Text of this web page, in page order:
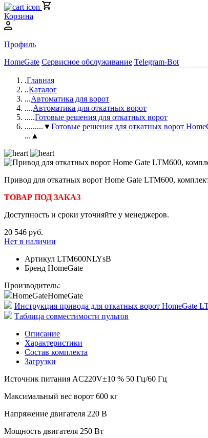
Корзина
Профиль
HomeGate Сервисное обслуживание Telegram-Bot
.Главная
..Каталог
...Автоматика для ворот
....Автоматика для откатных ворот
.....Готовые решения для откатных ворот
.........▼Готовые решения для откатных ворот
...▲
Привод для откатных ворот Home Gate LTM600,
ТОВАР ПОД ЗАКАЗ
Доступность и сроки уточняйте у менеджеров.
20 546 руб.
Нет в наличии
Артикул LTM600NLYsB
Бренд HomeGate
Производитель:
HomeGateHomeGate
Инструкция привода для откатных ворот HomeGate
Таблица совместимости пультов
Описание
Характеристики
Состав комплекта
Загрузки
Источник питания AC220V±10 % 50 Гц/60 Гц
Максимальный вес ворот 600 кг
Напряжение двигателя 220 В
Мощность двигателя 250 Вт